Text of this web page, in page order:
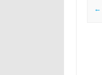
←